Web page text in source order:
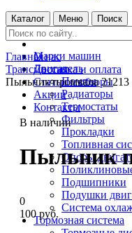
Каталог Меню Поиск
О нас
Доставка и оплата
Статьи и обзоры
Акции
Контакты
Марки машин
Двигатель
Помпы
Радиаторы
Термостаты
Фильтры
Прокладки
Топливная
Опоры
Подшипники
Подушки
Система
Тормозная система
Главная
Трансмиссия
Пыльник промвала 21213
В наличии
Пыльник
0
100 руб.